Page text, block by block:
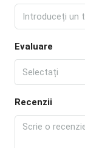
Evaluare
Selectați
Recenzii